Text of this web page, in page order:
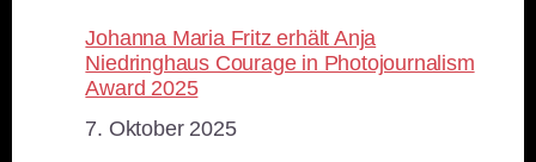
Johanna Maria Fritz erhält Anja
Niedringhaus Courage in Photojournalism
Award 2025
Datum
7. Oktober 2025